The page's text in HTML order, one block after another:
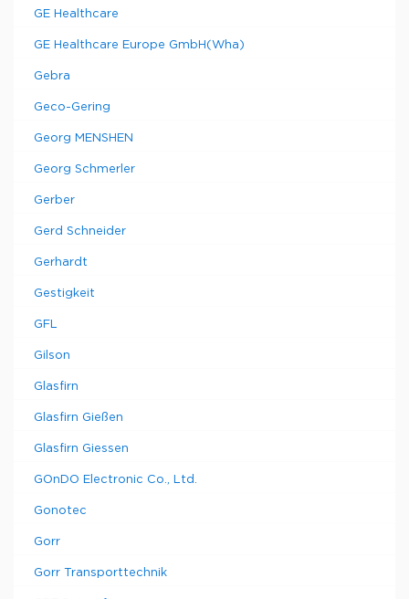
GE Healthcare
GE Healthcare Europe GmbH(Wha)
Gebra
Geco-Gering
Georg MENSHEN
Georg Schmerler
Gerber
Gerd Schneider
Gerhardt
Gestigkeit
GFL
Gilson
Glasfirn
Glasfirn Gießen
Glasfirn Giessen
GOnDO Electronic Co., Ltd.
Gonotec
Gorr
Gorr Transporttechnik